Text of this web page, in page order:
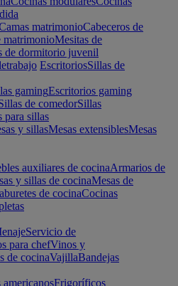
matrimonioCabeceros de
matrimonioMesitas de
de dormitorio juvenil
EscritoriosSillas de
gamingEscritorios gaming
de comedorSillas
para sillas
y sillasMesas extensiblesMesas
auxiliares de cocinaArmarios de
y sillas de cocinaMesas de
de cocinaCocinas
Servicio de
para chefVinos y
de cocinaVajillaBandejas
Frigoríficos